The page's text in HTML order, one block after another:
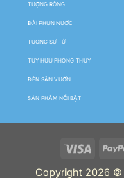
TƯỢNG RỒNG
ĐÀI PHUN NƯỚC
TƯỢNG SƯ TỬ
TÙY HƯU PHONG THỦY
ĐÈN SÂN VƯỜN
SẢN PHẨM NỔI BẬT
Copyright 2026 ©